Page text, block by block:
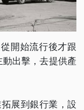
開始流行後才跟
出擊，去提供產
展到銀行業，設